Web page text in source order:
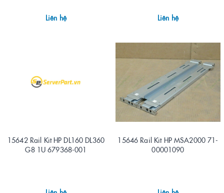
Liên hệ Liên hệ
15642 Rail Kit HP DL160 DL360
G8 1U 679368-001
15646 Rail Kit HP MSA2000 71-
00001090